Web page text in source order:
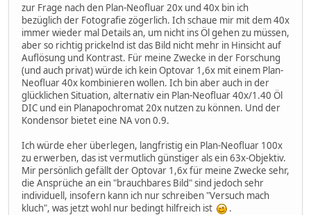
zur Frage nach den Plan-Neofluar 20x und 40x bin ich
bezüglich der Fotografie zögerlich. Ich schaue mir mit dem 40x
immer wieder mal Details an, um nicht ins Öl gehen zu müssen,
aber so richtig prickelnd ist das Bild nicht mehr in Hinsicht auf
Auflösung und Kontrast. Für meine Zwecke in der Forschung
(und auch privat) würde ich kein Optovar 1,6x mit einem Plan-
Neofluar 40x kombinieren wollen. Ich bin aber auch in der
glücklichen Situation, alternativ ein Plan-Neofluar 40x/1.40 Öl
DIC und ein Planapochromat 20x nutzen zu können. Und der
Kondensor bietet eine NA von 0.9.
Ich würde eher überlegen, langfristig ein Plan-Neofluar 100x
zu erwerben, das ist vermutlich günstiger als ein 63x-Objektiv.
Mir persönlich gefällt der Optovar 1,6x für meine Zwecke sehr,
die Ansprüche an ein "brauchbares Bild" sind jedoch sehr
individuell, insofern kann ich nur schreiben "Versuch mach
kluch", was jetzt wohl nur bedingt hilfreich ist
.